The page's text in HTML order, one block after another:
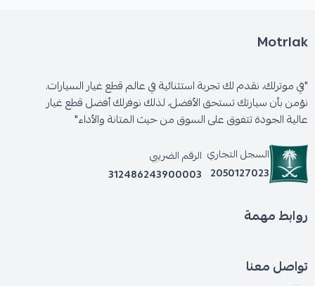
Motrlak
"في موترلك، نقدم لك تجربة استثنائية في عالم قطع غيار السيارات.
نؤمن بأن سيارتك تستحق الأفضل، لذلك نوفرلك أفضل قطع غيار
عالية الجودة تتفوق على السوق من حيث المتانة والأداء"
السجل التجاري
2050127023
الرقم الضريبي
312486243900003
روابط مهمة
تواصل معنا